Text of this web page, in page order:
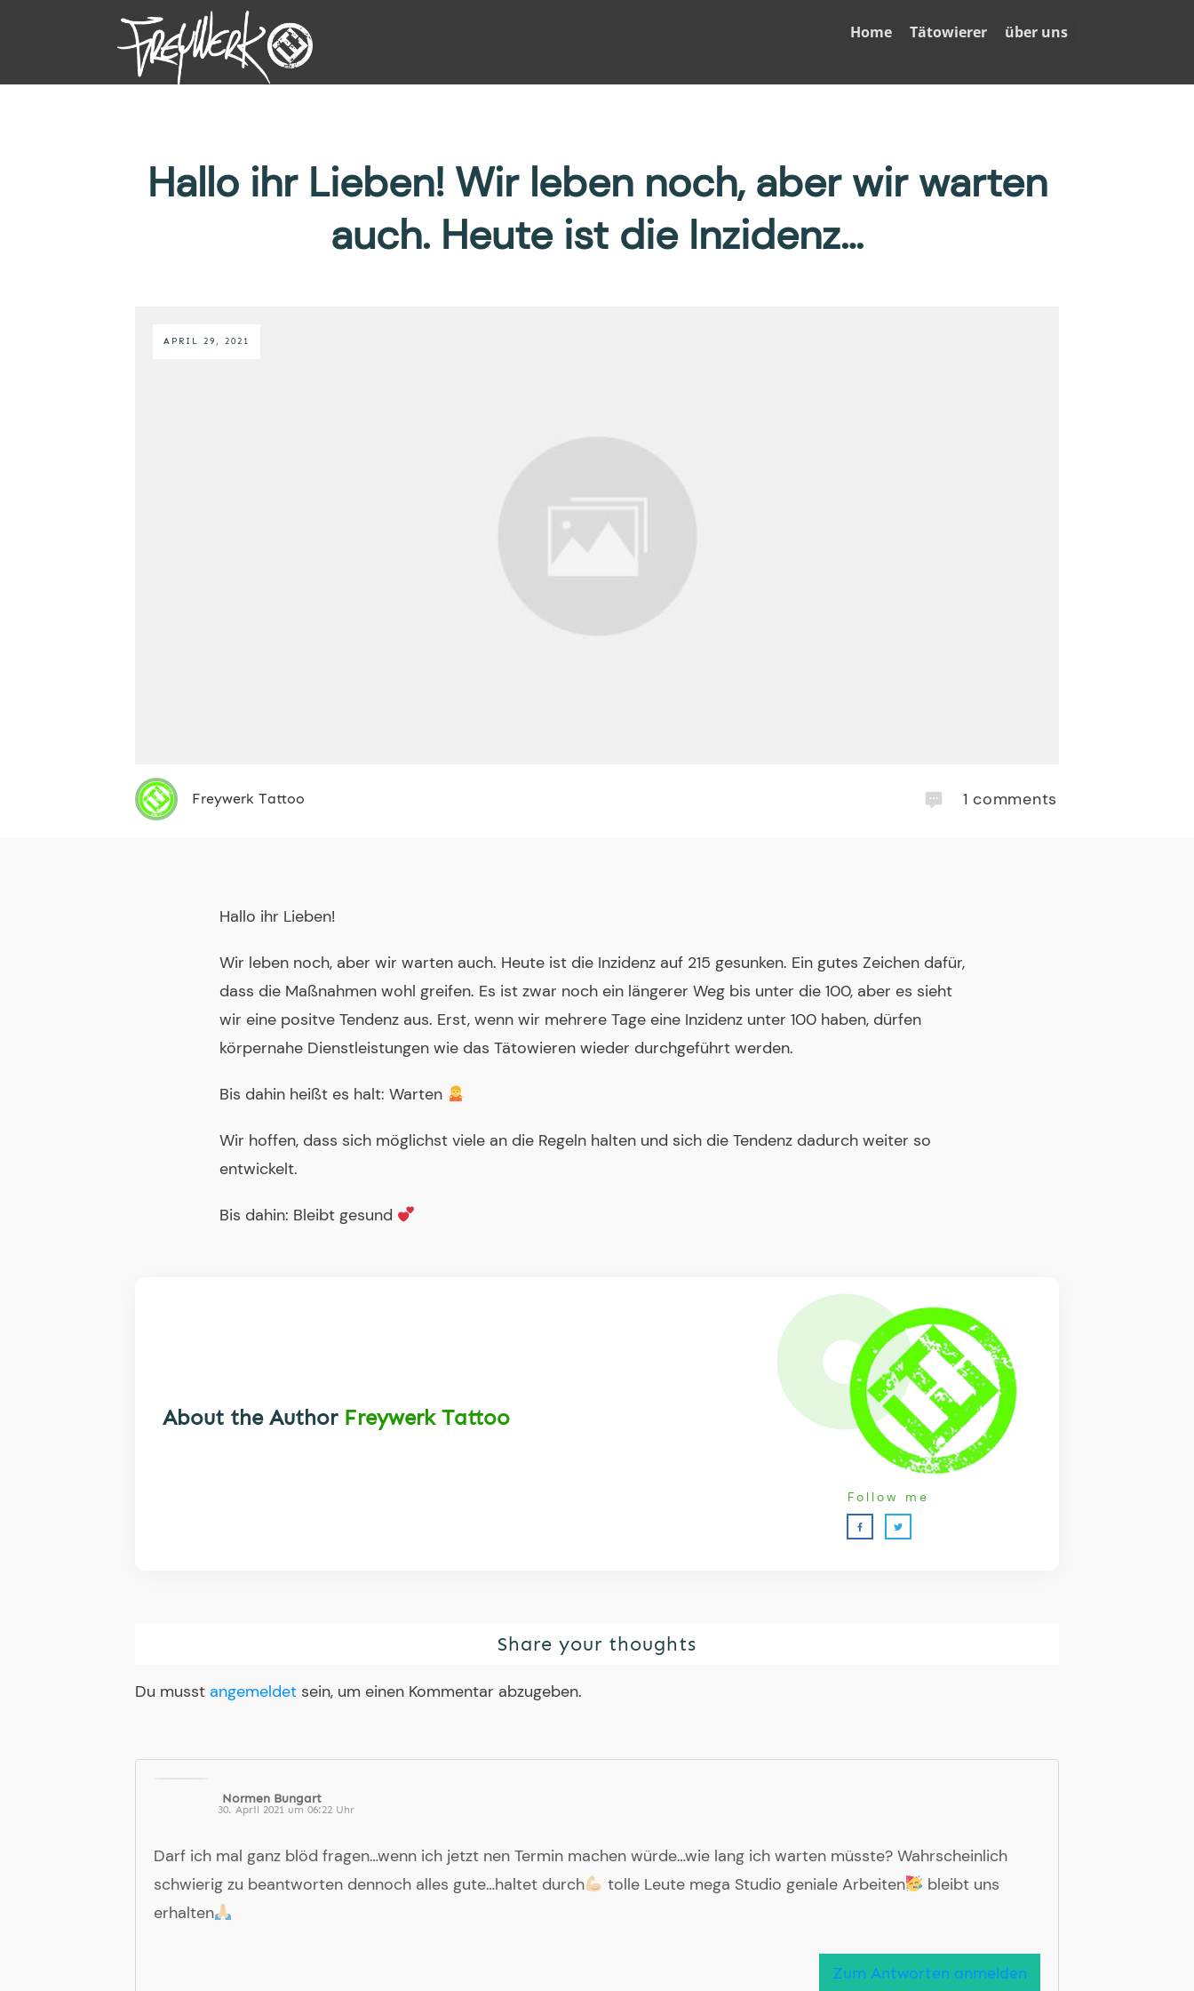
Home Tätowierer über uns
Hallo ihr Lieben! Wir leben noch, aber wir warten
auch. Heute ist die Inzidenz…
APRIL 29, 2021
Freywerk Tattoo 1 comments
Hallo ihr Lieben!
Wir leben noch, aber wir warten auch. Heute ist die Inzidenz auf 215 gesunken. Ein gutes Zeichen dafür,
dass die Maßnahmen wohl greifen. Es ist zwar noch ein längerer Weg bis unter die 100, aber es sieht
wir eine positve Tendenz aus. Erst, wenn wir mehrere Tage eine Inzidenz unter 100 haben, dürfen
körpernahe Dienstleistungen wie das Tätowieren wieder durchgeführt werden.
Bis dahin heißt es halt: Warten
Wir hoffen, dass sich möglichst viele an die Regeln halten und sich die Tendenz dadurch weiter so
entwickelt.
Bis dahin: Bleibt gesund
About the Author Freywerk Tattoo
Follow me
Share your thoughts
Du musst angemeldet sein, um einen Kommentar abzugeben.
Normen Bungart
30. April 2021 um 06:22 Uhr
Darf ich mal ganz blöd fragen…wenn ich jetzt nen Termin machen würde…wie lang ich warten müsste? Wahrscheinlich
schwierig zu beantworten dennoch alles gute…haltet durch
tolle Leute mega Studio geniale Arbeiten
bleibt uns
erhalten
Zum Antworten anmelden